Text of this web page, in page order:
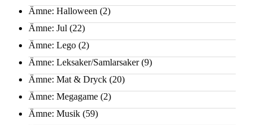
Ämne: Halloween (2)
Ämne: Jul (22)
Ämne: Lego (2)
Ämne: Leksaker/Samlarsaker(9)
Ämne: Mat & Dryck (20)
Ämne: Megagame (2)
Ämne: Musik (59)